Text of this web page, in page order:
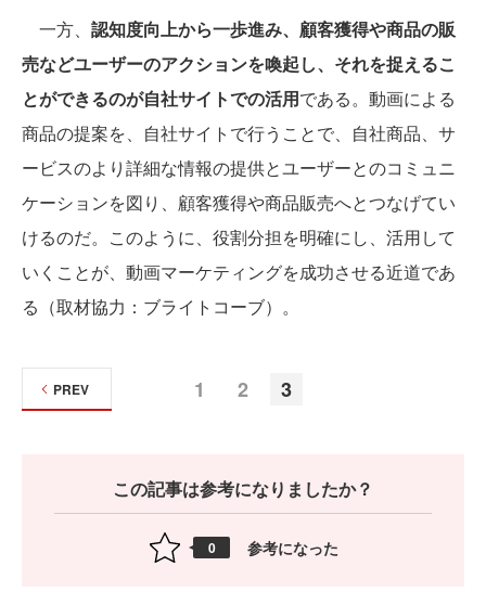
一方、 認知度向上から一歩進み、顧客獲得や商品の販
売などユーザーのアクションを喚起し、それを捉えるこ
とができるのが自社サイトでの活用である。動画による
商品の提案を、自社サイトで行うことで、自社商品、サ
ービスのより詳細な情報の提供とユーザーとのコミュニ
ケーションを図り、顧客獲得や商品販売へとつなげてい
けるのだ。このように、役割分担を明確にし、活用して
いくことが、動画マーケティングを成功させる近道であ
る（取材協力：ブライトコーブ）。
1 2 3
PREV
この記事は参考になりましたか？
0 参考になった